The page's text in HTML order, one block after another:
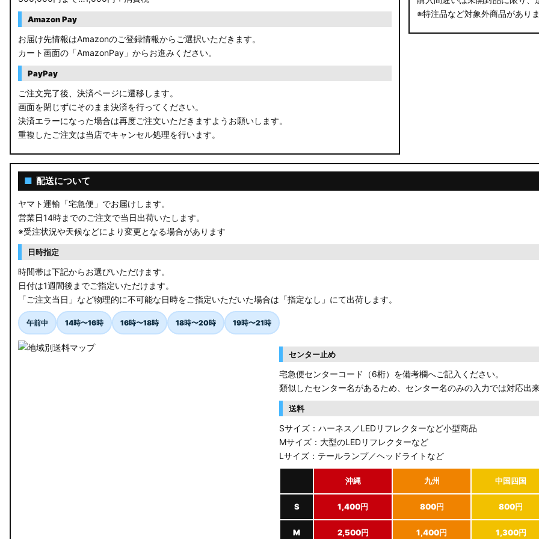
Amazon Pay
お届け先情報はAmazonのご登録情報からご選択いただきます。
カート画面の「AmazonPay」からお進みください。
PayPay
ご注文完了後、決済ページに遷移します。
画面を閉じずにそのまま決済を行ってください。
決済エラーになった場合は再度ご注文いただきますようお願いします。
重複したご注文は当店でキャンセル処理を行います。
※特注品など対象外商品があり
■ 配送について
ヤマト運輸「宅急便」でお届けします。
営業日14時までのご注文で当日出荷いたします。
※受注状況や天候などにより変更となる場合があります
日時指定
時間帯は下記からお選びいただけます。
日付は1週間後までご指定いただけます。
「ご注文当日」など物理的に不可能な日時をご指定いただいた場合は「指定なし」にて出荷します。
午前中 14時〜16時 16時〜18時 18時〜20時 19時〜21時
センター止め
宅急便センターコード（6桁）を備考欄へご記入ください。
類似したセンター名があるため、センター名のみの入力では対応出
送料
Sサイズ：ハーネス／LEDリフレクターなど小型商品
Mサイズ：大型のLEDリフレクターなど
Lサイズ：テールランプ／ヘッドライトなど
沖縄 九州 中国四国
S 1,400円 800円 800円
M 2,500円 1,400円 1,300円